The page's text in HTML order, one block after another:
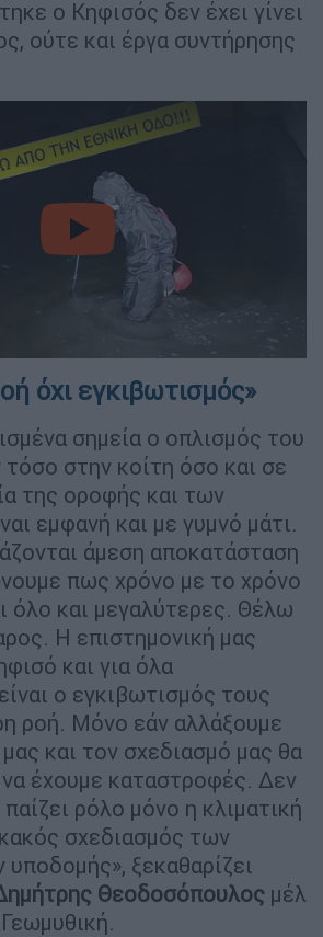
ο Κηφισός δεν έχει γίνει
ούτε και έργα συντήρησης
video
όχι εγκιβωτισμός»
σημεία ο οπλισμός του
στην κοίτη όσο και σε
της οροφής και των
εμφανή και με γυμνό μάτι.
άμεση αποκατάσταση
πως χρόνο με το χρόνο
όλο και μεγαλύτερες. Θέλω
Η επιστημονική μας
και για όλα
ο εγκιβωτισμός τους
ροή. Μόνο εάν αλλάξουμε
και τον σχεδιασμό μας θα
έχουμε καταστροφές. Δεν
ρόλο μόνο η κλιματική
σχεδιασμός των
ξεκαθαρίζει
Θεοδοσόπουλος μέλ